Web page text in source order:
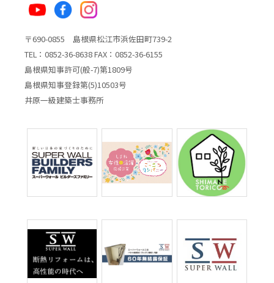
〒690-0855 島根県松江市浜佐田町739-2
TEL：0852-36-8638 FAX：0852-36-6155
島根県知事許可(般-7)第1809号
島根県知事登録第(5)10503号
井原一級建築士事務所